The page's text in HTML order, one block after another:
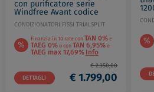
con purificatore serie
Windfree Avant codice
prod: AR07(09)
(12)TXEAAWKNEU AJ052TX
CONDIZIONATORI FISSI TRIALSPLIT
% Finanzia in 10 rate conTAN 0%e
TAEG 0%o conTAN 6,95%e
TAEG max 17,69%Info
DETTAGLI
€ 2.350,00
€ 1.799,00
%